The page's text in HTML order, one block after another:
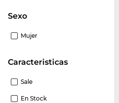
Sexo
Mujer
Caracteristicas
Sale
En Stock